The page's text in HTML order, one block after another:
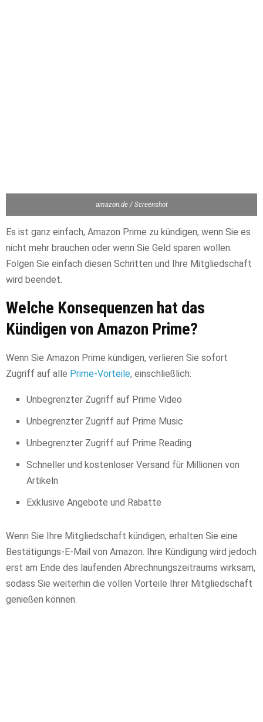
amazon.de / Screenshot
Es ist ganz einfach, Amazon Prime zu kündigen, wenn Sie es
nicht mehr brauchen oder wenn Sie Geld sparen wollen.
Folgen Sie einfach diesen Schritten und Ihre Mitgliedschaft
wird beendet.
Welche Konsequenzen hat das
Kündigen von Amazon Prime?
Wenn Sie Amazon Prime kündigen, verlieren Sie sofort
Zugriff auf alle Prime-Vorteile, einschließlich:
Unbegrenzter Zugriff auf Prime Video
Unbegrenzter Zugriff auf Prime Music
Unbegrenzter Zugriff auf Prime Reading
Schneller und kostenloser Versand für Millionen von
Artikeln
Exklusive Angebote und Rabatte
Wenn Sie Ihre Mitgliedschaft kündigen, erhalten Sie eine
Bestätigungs-E-Mail von Amazon. Ihre Kündigung wird jedoch
erst am Ende des laufenden Abrechnungszeitraums wirksam,
sodass Sie weiterhin die vollen Vorteile Ihrer Mitgliedschaft
genießen können.